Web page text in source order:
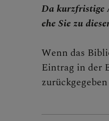
Da kurzfristige
ehe Sie zu
Wenn das
Eintrag in der